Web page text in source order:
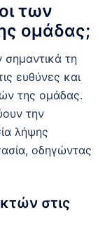
των
ομάδας;
τη
ευθύνες και
της ομάδας.
την
λήψης
οδηγώντας
στις